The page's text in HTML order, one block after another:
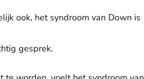
ook, het syndroom van Down is
gesprek.